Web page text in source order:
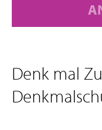
Denk mal